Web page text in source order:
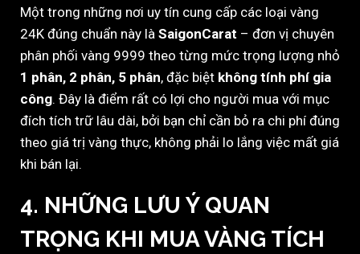
Một trong những nơi uy tín cung cấp các loại vàng
24K đúng chuẩn này là SaigonCarat – đơn vị chuyên
phân phối vàng 9999 theo từng mức trọng lượng nhỏ
1 phân, 2 phân, 5 phân, đặc biệt không tính phí gia
công. Đây là điểm rất có lợi cho người mua với mục
đích tích trữ lâu dài, bởi bạn chỉ cần bỏ ra chi phí đúng
theo giá trị vàng thực, không phải lo lắng việc mất giá
khi bán lại.
4. NHỮNG LƯU Ý QUAN
TRỌNG KHI MUA VÀNG TÍCH